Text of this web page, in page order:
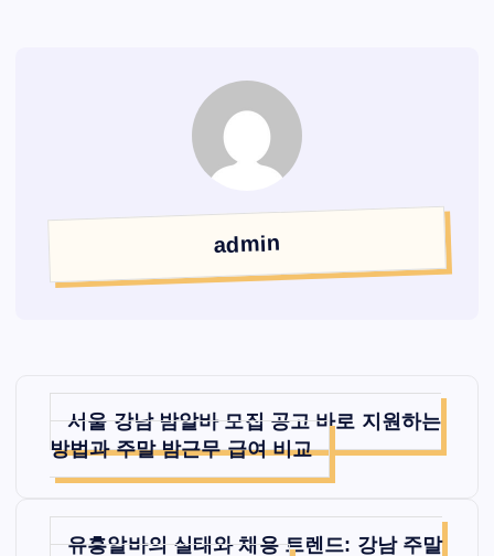
admin
탐
색
서울 강남 밤알바 모집 공고 바로 지원하는
방법과 주말 밤근무 급여 비교
유흥알바의 실태와 채용 트렌드: 강남 주말